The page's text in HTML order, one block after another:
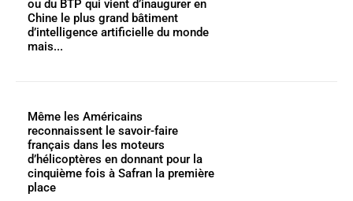
ou du BTP qui vient d’inaugurer en
Chine le plus grand bâtiment
d’intelligence artificielle du monde
mais...
Même les Américains
reconnaissent le savoir-faire
français dans les moteurs
d’hélicoptères en donnant pour la
cinquième fois à Safran la première
place